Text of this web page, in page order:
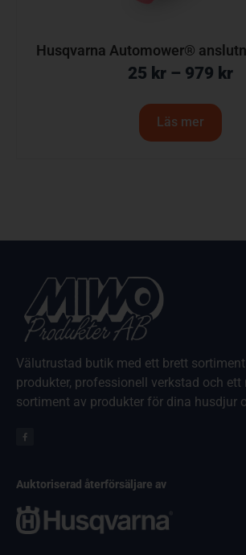
Husqvarna Automower®
25 kr – 979 kr
Läs mer
Välutrustad butik med ett brett
produkter, professionell verkstad och
sortiment av produkter för dina husdjur
Auktoriserad återförsäljare av